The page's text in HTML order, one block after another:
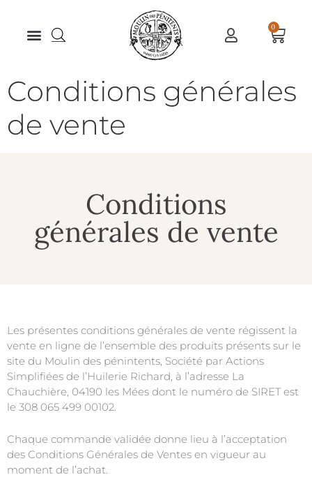
0
Conditions générales
de vente
Conditions
générales de vente
Les présentes conditions générales de vente régissent la
vente en ligne de l’ensemble des produits présents sur le
site du Moulin des pénintents, Société par Actions
Simplifiées de l’Huilerie Richard, à l’adresse La
Chauchière, 04190 les Mées dont le numéro de SIRET est
le 308 065 499 00102.
Chaque commande validée donne lieu à l’acceptation
des Conditions Générales de Ventes en vigueur au
moment de l’achat.